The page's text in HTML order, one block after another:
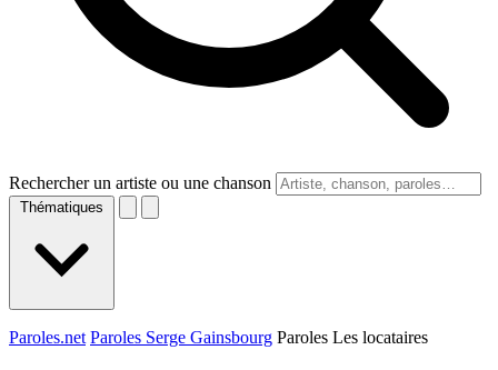
Rechercher un artiste ou une chanson
Thématiques
Paroles.net Paroles Serge Gainsbourg Paroles Les locataires